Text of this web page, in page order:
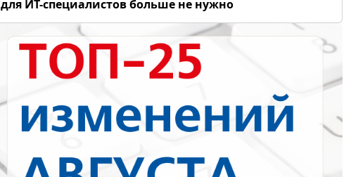
для ИТ-специалистов больше не нужно